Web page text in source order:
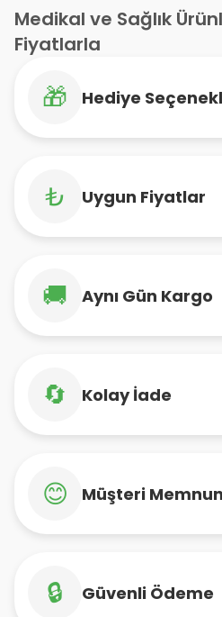
Medikal ve Sağlık
Fiyatlarla
🎁 Hediye
₺ Uygun Fiyatlar
🚚 Aynı Gün Kargo
🔄 Kolay İade
😊 Müşteri
🔒 Güvenli Ödeme